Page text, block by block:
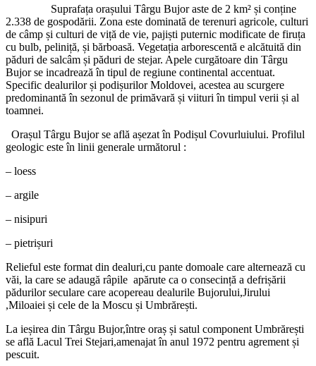
Suprafața orașului Târgu Bujor aste de 2 km² și conține
2.338 de gospodării. Zona este dominată de terenuri agricole, culturi
de câmp și culturi de viță de vie, pajiști puternic modificate de firuța
cu bulb, peliniță, și bărboasă. Vegetația arborescentă e alcătuită din
păduri de salcâm și păduri de stejar. Apele curgătoare din Târgu
Bujor se incadrează în tipul de regiune continental accentuat.
Specific dealurilor și podișurilor Moldovei, acestea au scurgere
predominantă în sezonul de primăvară și viituri în timpul verii și al
toamnei.
Orașul Târgu Bujor se află așezat în Podișul Covurluiului. Profilul
geologic este în linii generale următorul :
– loess
– argile
– nisipuri
– pietrișuri
Relieful este format din dealuri,cu pante domoale care alternează cu
văi, la care se adaugă râpile apărute ca o consecință a defrișării
pădurilor seculare care acopereau dealurile Bujorului,Jirului
,Miloaiei și cele de la Moscu și Umbrărești.
La ieșirea din Târgu Bujor,între oraș și satul component Umbrărești
se află Lacul Trei Stejari,amenajat în anul 1972 pentru agrement și
pescuit.